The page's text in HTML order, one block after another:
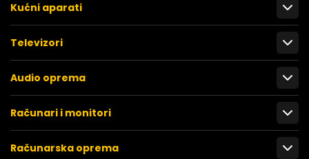
Kućni aparati
Televizori
Audio oprema
Računari i monitori
Računarska oprema